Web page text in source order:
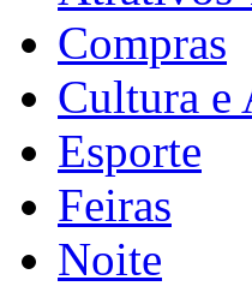
Compras
Cultura e
Esporte
Feiras
Noite